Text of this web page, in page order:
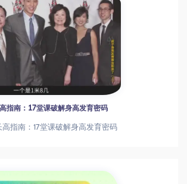
指南：17堂课破解身高发育密码
指南：17堂课破解身高发育密码